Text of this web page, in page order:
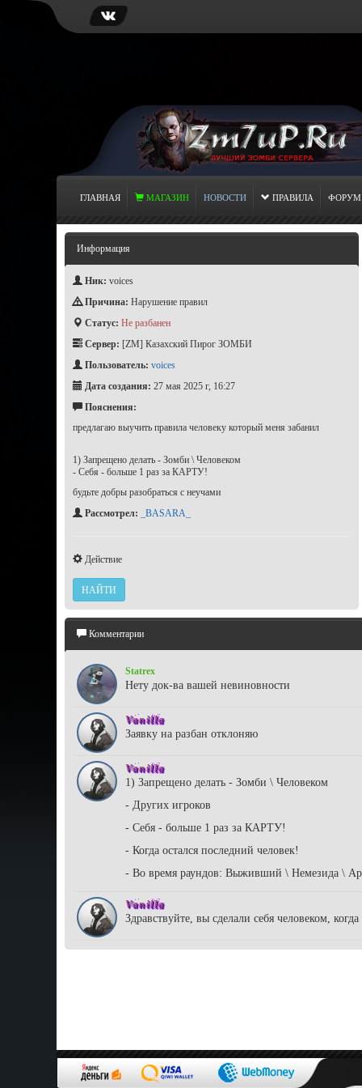
ГЛАВНАЯ МАГАЗИН НОВОСТИ ПРАВИЛА ФОРУМ
Информация
Ник: voices
Причина: Нарушение правил
Статус: Не разбанен
Сервер: [ZM] Казахский Пирог ЗОМБИ
Пользователь: voices
Дата создания: 27 мая 2025 г, 16:27
Пояснения:
предлагаю выучить правила человеку который меня забанил
1) Запрещено делать - Зомби \ Человеком
- Себя - больше 1 раз за КАРТУ!
будьте добры разобраться с неучами
Рассмотрел:
_BASARA_
Действие
НАЙТИ
Комментарии
Statrex
Нету док-ва вашей невиновности
Vanilla
Заявку на разбан отклоняю
Vanilla
1) Запрещено делать - Зомби \ Человеком
- Других игроков
- Себя - больше 1 раз за КАРТУ!
- Когда остался последний человек!
- Во время раундов: Выживший \ Немезида \
Vanilla
Здравствуйте, вы сделали себя человеком,